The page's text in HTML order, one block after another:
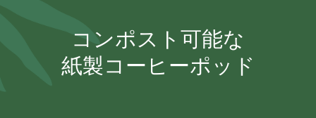
コンポスト可能な
紙製コーヒーポッド